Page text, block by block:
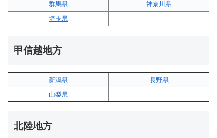
群馬県
神奈川県
埼玉県
–
甲信越地方
新潟県
長野県
山梨県
–
北陸地方